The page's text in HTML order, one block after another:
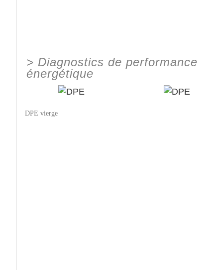
> Diagnostics de performance
énergétique
DPE vierge